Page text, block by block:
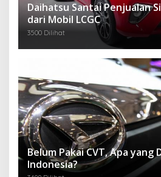
Daihatsu Santai Penjualan
dari Mobil LCGC
3500 Dilihat
Belum Pakai CVT, Apa
Indonesia?